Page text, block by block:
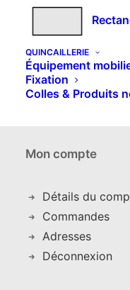
QUINCAILLERIE
Équipement
Fixation
Colles & Produits
Contacts
Qui sommes nous
Comment
Nos produits
Couleurs et
Mon compte
Détails du
Commandes
Adresses
Déconnexion